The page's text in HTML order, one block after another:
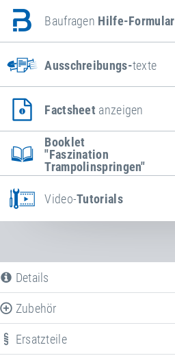
Baufragen Hilfe-Formular
Ausschreibungs-texte
Factsheet anzeigen
Booklet
"Faszination
Trampolinspringen"
Video-Tutorials
Details
Zubehör
Ersatzteile